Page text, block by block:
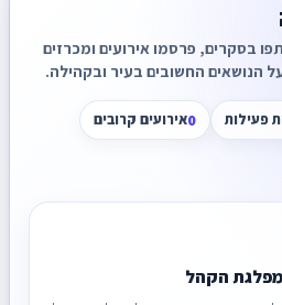
בסקרים, פרסמו אירועים ומכרזים
הנושאים החשובים בעיר ובקהילה.
פעילות 0אירועים קרובים
הקהל